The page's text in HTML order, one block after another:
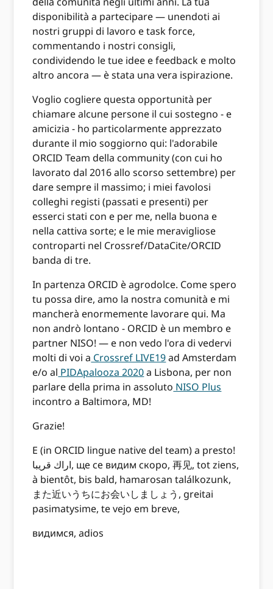
disponibilità a partecipare — unendoti ai
nostri gruppi di lavoro e task force,
commentando i nostri consigli,
condividendo le tue idee e feedback e molto
altro ancora — è stata una vera ispirazione.
Voglio cogliere questa opportunità per
chiamare alcune persone il cui sostegno - e
amicizia - ho particolarmente apprezzato
durante il mio soggiorno qui: l'adorabile
ORCID Team della community (con cui ho
lavorato dal 2016 allo scorso settembre) per
dare sempre il massimo; i miei favolosi
colleghi registi (passati e presenti) per
esserci stati con e per me, nella buona e
nella cattiva sorte; e le mie meravigliose
controparti nel Crossref/DataCite/ORCID
banda di tre.
In partenza ORCID è agrodolce. Come spero
tu possa dire, amo la nostra comunità e mi
mancherà enormemente lavorare qui. Ma
non andrò lontano - ORCID è un membro e
partner NISO! — e non vedo l'ora di vedervi
molti di voi a Crossref LIVE19ad Amsterdam
e/o al PIDApalooza 2020a Lisbona, per non
parlare della prima in assoluto NISO Plus
incontro a Baltimora, MD!
Grazie!
E (in ORCID lingue native del team) a presto!
اراك قريبا, ще се видим скоро, 再见, tot ziens,
à bientôt, bis bald, hamarosan találkozunk,
また近いうちにお会いしましょう, greitai
pasimatysime, te vejo em breve,
видимся, adios